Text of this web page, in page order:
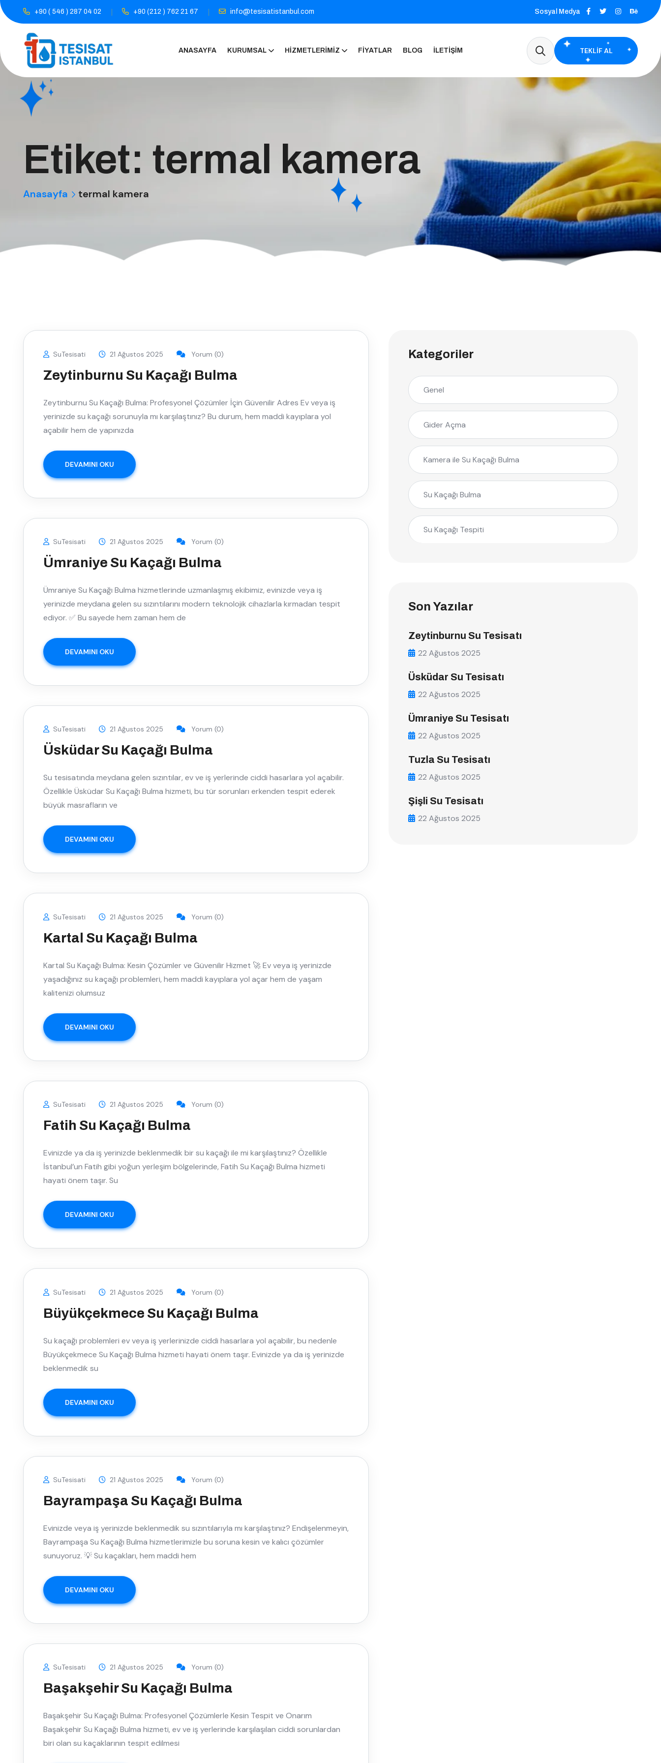
+90 ( 546 ) 287 04 02 +90 (212 ) 762 21 67 info@tesisatistanbul.com Sosyal Medya
ANASAYFA KURUMSAL HIZMETLERIMIZ FIYATLAR BLOG İLETIŞIM TEKLIF AL
Etiket: termal kamera
Anasayfa termal kamera
SuTesisati 21 Ağustos 2025 Yorum (0)
Zeytinburnu Su Kaçağı Bulma
Zeytinburnu Su Kaçağı Bulma: Profesyonel Çözümler İçin Güvenilir Adres Ev veya iş
yerinizde su kaçağı sorunuyla mı karşılaştınız? Bu durum, hem maddi kayıplara yol
açabilir hem de yapınızda
DEVAMINI OKU
SuTesisati 21 Ağustos 2025 Yorum (0)
Ümraniye Su Kaçağı Bulma
Ümraniye Su Kaçağı Bulma hizmetlerinde uzmanlaşmış ekibimiz, evinizde veya iş
yerinizde meydana gelen su sızıntılarını modern teknolojik cihazlarla kırmadan tespit
ediyor. ✅ Bu sayede hem zaman hem de
DEVAMINI OKU
SuTesisati 21 Ağustos 2025 Yorum (0)
Üsküdar Su Kaçağı Bulma
Su tesisatında meydana gelen sızıntılar, ev ve iş yerlerinde ciddi hasarlara yol açabilir.
Özellikle Üsküdar Su Kaçağı Bulma hizmeti, bu tür sorunları erkenden tespit ederek
büyük masrafların ve
DEVAMINI OKU
SuTesisati 21 Ağustos 2025 Yorum (0)
Kartal Su Kaçağı Bulma
Kartal Su Kaçağı Bulma: Kesin Çözümler ve Güvenilir Hizmet 🚀 Ev veya iş yerinizde
yaşadığınız su kaçağı problemleri, hem maddi kayıplara yol açar hem de yaşam
kalitenizi olumsuz
DEVAMINI OKU
SuTesisati 21 Ağustos 2025 Yorum (0)
Fatih Su Kaçağı Bulma
Evinizde ya da iş yerinizde beklenmedik bir su kaçağı ile mi karşılaştınız? Özellikle
İstanbul’un Fatih gibi yoğun yerleşim bölgelerinde, Fatih Su Kaçağı Bulma hizmeti
hayati önem taşır. Su
DEVAMINI OKU
SuTesisati 21 Ağustos 2025 Yorum (0)
Büyükçekmece Su Kaçağı Bulma
Su kaçağı problemleri ev veya iş yerlerinizde ciddi hasarlara yol açabilir, bu nedenle
Büyükçekmece Su Kaçağı Bulma hizmeti hayati önem taşır. Evinizde ya da iş yerinizde
beklenmedik su
DEVAMINI OKU
SuTesisati 21 Ağustos 2025 Yorum (0)
Bayrampaşa Su Kaçağı Bulma
Evinizde veya iş yerinizde beklenmedik su sızıntılarıyla mı karşılaştınız? Endişelenmeyin,
Bayrampaşa Su Kaçağı Bulma hizmetlerimizle bu soruna kesin ve kalıcı çözümler
sunuyoruz. 💡 Su kaçakları, hem maddi hem
DEVAMINI OKU
SuTesisati 21 Ağustos 2025 Yorum (0)
Başakşehir Su Kaçağı Bulma
Başakşehir Su Kaçağı Bulma: Profesyonel Çözümlerle Kesin Tespit ve Onarım
Başakşehir Su Kaçağı Bulma hizmeti, ev ve iş yerlerinde karşılaşılan ciddi sorunlardan
biri olan su kaçaklarının tespit edilmesi
Kategoriler
Genel
Gider Açma
Kamera ile Su Kaçağı Bulma
Su Kaçağı Bulma
Su Kaçağı Tespiti
Son Yazılar
Zeytinburnu Su Tesisatı
22 Ağustos 2025
Üsküdar Su Tesisatı
22 Ağustos 2025
Ümraniye Su Tesisatı
22 Ağustos 2025
Tuzla Su Tesisatı
22 Ağustos 2025
Şişli Su Tesisatı
22 Ağustos 2025